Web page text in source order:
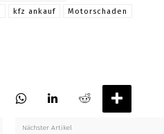
kfz ankauf
Motorschaden
Nächster Artikel